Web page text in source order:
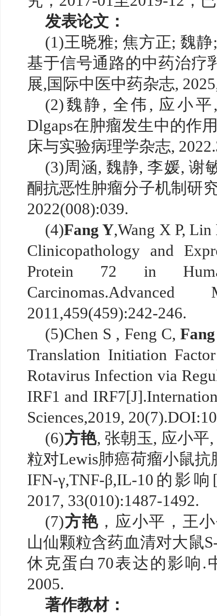
发表论文：
(1)王晓雅; 焦方正; 魏
基于信号通路的中药治疗
展,国际中医中药杂志,
(2)魏静, 全伟, 应小
Dlgaps在肿瘤发生中的作
床与实验病理学杂志,
(3)周涵, 魏静, 李媛, 谢
酮抗恶性肿瘤分子机制研
2022(008):039.
(4)Fang Y,Wang X P,
Clinicopathology and
Protein 72 in
Carcinomas.Advanced
2011,459(459):242-246.
(5)Chen S , Feng C,
Translation Initiation
Rotavirus Infection via
IRF1 and
Sciences,2019,
(6)方艳, 张朝玉, 应小平
粒对Lewis肺癌荷瘤小鼠
IFN-γ,TNF-β,IL-10的影
2017, 33(010):1487-1492.
(7)方艳 ，应小平，王
山仙颗粒含药血清对大鼠
休克蛋白70表达的影响.
2005.
著作教材：